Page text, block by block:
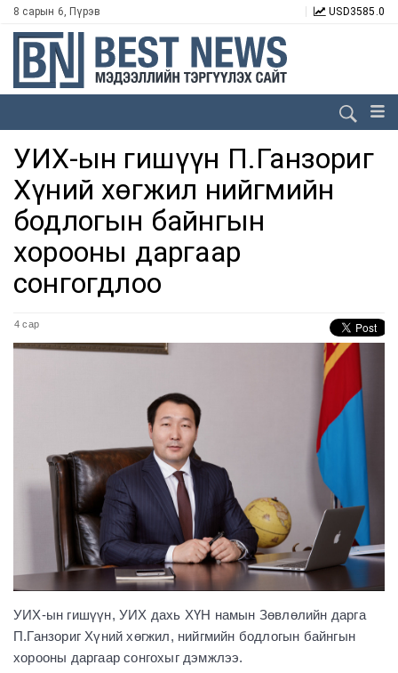
8 сарын 6, Пүрэв USD3585.0
УИХ-ын гишүүн П.Ганзориг
Хүний хөгжил нийгмийн
бодлогын байнгын
хорооны даргаар
сонгогдлоо
4 сар
УИХ-ын гишүүн, УИХ дахь ХҮН намын Зөвлөлийн дарга
П.Ганзориг Хүний хөгжил, нийгмийн бодлогын байнгын
хорооны даргаар сонгохыг дэмжлээ.